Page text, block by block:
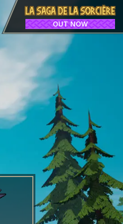
LA SAGA DE LA SORCIÈRE
OUT NOW